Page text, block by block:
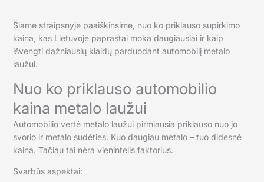
Šiame straipsnyje paaiškinsime, nuo ko priklauso supirkimo
kaina, kas Lietuvoje paprastai moka daugiausiai ir kaip
išvengti dažniausių klaidų parduodant automobilį metalo
laužui.
Nuo ko priklauso automobilio
kaina metalo laužui
Automobilio vertė metalo laužui pirmiausia priklauso nuo jo
svorio ir metalo sudėties. Kuo daugiau metalo – tuo didesnė
kaina. Tačiau tai nėra vienintelis faktorius.
Svarbūs aspektai: